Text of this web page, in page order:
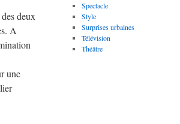
deux
A
une
Spectacle
Style
Surprises urbaines
Télévision
Théâtre